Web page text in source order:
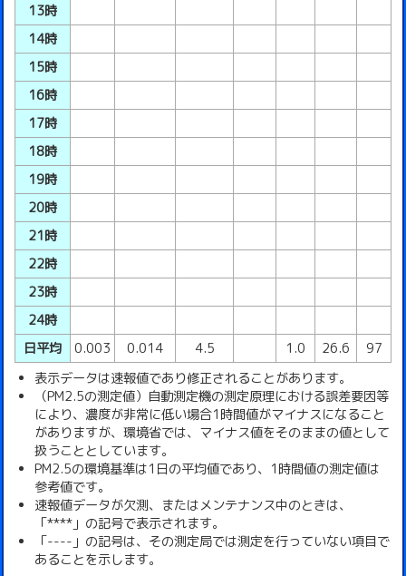
13時
14時
15時
16時
17時
18時
19時
20時
21時
22時
23時
24時
日平均
0.003 0.014 4.5 1.0 26.6
97
表示データは速報値であり修正されることがあります。
（PM2.5の測定値）自動測定機の測定原理における誤差要因等
により、濃度が非常に低い場合1時間値がマイナスになること
がありますが、環境省では、マイナス値をそのままの値として
扱うこととしています。
PM2.5の環境基準は1日の平均値であり、1時間値の測定値は
参考値です。
速報値データが欠測、またはメンテナンス中のときは、
「****」の記号で表示されます。
「----」の記号は、その測定局では測定を行っていない項目で
あることを示します。